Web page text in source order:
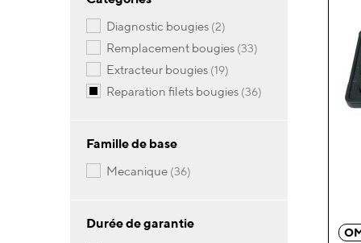
diagnostic bougies 2articles
remplacement bougies 33articles
extracteur bougies 19articles
reparation filets bougies 36articles
Famille de base
mecanique 36articles
Durée de garantie